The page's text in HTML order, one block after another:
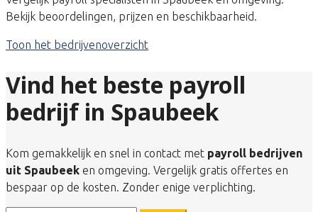
Bekijk beoordelingen, prijzen en beschikbaarheid.
Toon het bedrijvenoverzicht
Vind het beste payroll
bedrijf in Spaubeek
Kom gemakkelijk en snel in contact met payroll bedrijven
uit Spaubeek en omgeving. Vergelijk gratis offertes en
bespaar op de kosten. Zonder enige verplichting.